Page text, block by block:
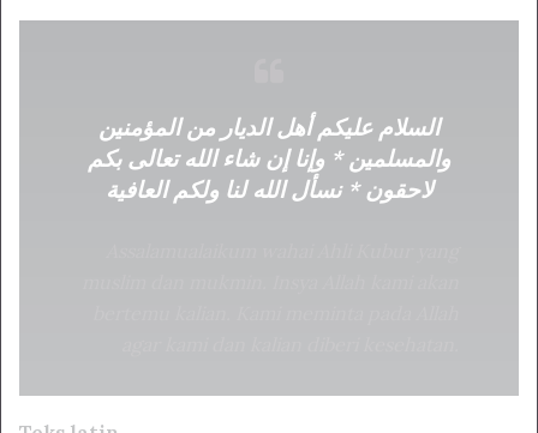
السلام عليكم أهل الديار من المؤمنين
والمسلمين * وإنا إن شاء الله تعالى بكم
لاحقون * نسأل الله لنا ولكم العافية